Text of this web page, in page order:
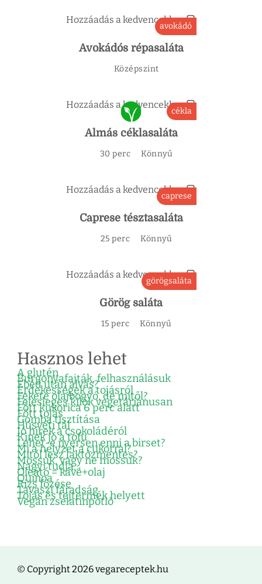
Hozzáadás a kedvencekhez
avokádó
Avokádós répasaláta
Középszint
Hozzáadás a kedvencekhez
cékla
Almás céklasaláta
30 perc Könnyű
Hozzáadás a kedvencekhez
caprese
Caprese tésztasaláta
25 perc Könnyű
Hozzáadás a kedvencekhez
görögsaláta
Görög saláta
15 perc Könnyű
Hasznos lehet
A glutén
Burgonyafajták, felhasználásuk
Ebéd után alvás?
Érdekességek a tojásról
Fekete olajbogyó, de mitől?
Felesleges kilók vegetáriánusan
Főtt kukorica 6 perc alatt
Főtt tojás
Gomba tisztítása
Húsvéti tál
Jó hírek a csokoládéról
Kinek jó a tofu
Lehet-e nyersen enni a birset?
Mi a helyzet a cukorral?
Mitől lesz laktózmentes?
Mossuk, vagy ne mossuk?
Nagyi tudja…
Oleátó = kávé+olaj
Quinoa
Rizs főzése
Tavaszi fáradság
Tojás és tejtermék helyett
Vegán zselatinpótló
© Copyright 2026 vegareceptek.hu